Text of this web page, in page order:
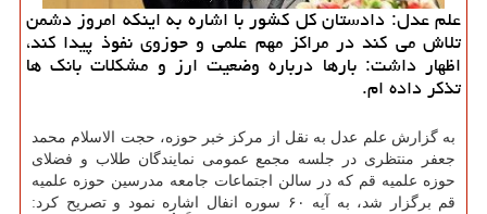
علم عدل: دادستان كل كشور با اشاره به اینكه امروز دشمن
تلاش می كند در مراكز مهم علمی و حوزوی نفوذ پیدا كند،
اظهار داشت: بارها درباره وضعیت ارز و مشكلات بانك ها
تذكر داده ام.
به گزارش علم عدل به نقل از مركز خبر حوزه، حجت الاسلام محمد
جعفر منتظری در جلسه مجمع عمومی نمایندگان طلاب و فضلای
حوزه علمیه قم كه در سالن اجتماعات جامعه مدرسین حوزه علمیه
قم برگزار شد، به آیه ۶۰ سوره انفال اشاره نمود و تصریح كرد: